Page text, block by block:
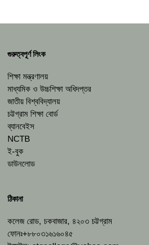
গুরুত্বপূর্ণ লিংক
শিক্ষা মন্ত্রণালয়
মাধ্যমিক ও উচ্চশিক্ষা অধিদপ্তর
জাতীয় বিশ্ববিদ্যালয়
চট্টগ্রাম শিক্ষা বোর্ড
ব্যানবেইস
NCTB
ই-বুক
ডাউনলোড
ঠিকানা
কলেজ রোড, চকবাজার, ৪২০৩ চট্টগ্রাম
ফোনঃ+৮৮০৩১৬১৬০৪৫